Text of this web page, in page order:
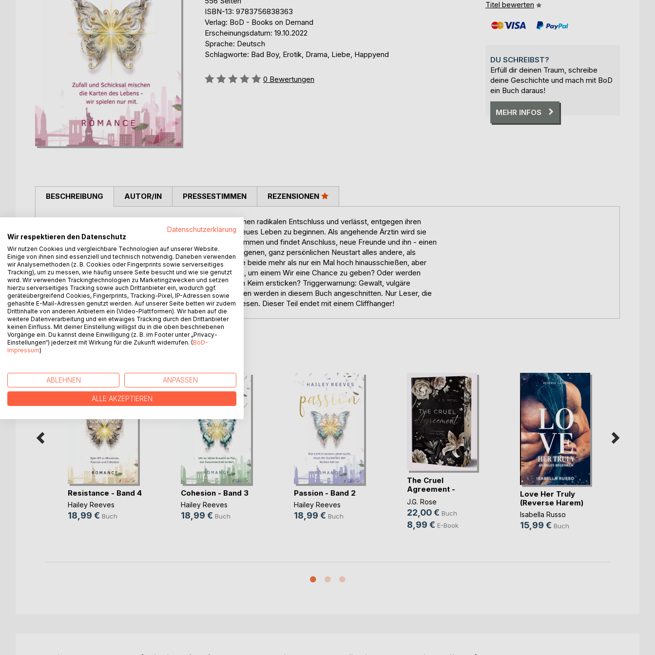
ISBN-13: 9783756838363
Verlag: BoD - Books on Demand
Erscheinungsdatum: 19.10.2022
Sprache: Deutsch
Schlagworte: Bad Boy, Erotik, Drama, Liebe, Happyend
Bewertung::
0 Bewertungen
Titel bewerten
DU SCHREIBST?
Erfüll dir deinen Traum, schreibe
deine Geschichte und mach mit BoD
ein Buch daraus!
MEHR INFOS
BESCHREIBUNG
Von ihrem langjährigen Freund betrogen, fasst Madison einen radikalen Entschluss und verlässt, entgegen ihren
gemeinsamen Plänen, Seattle allein, um in New York ein neues Leben zu beginnen. Als angehende Ärztin wird sie
direkt im renommiertesten Krankenhaus der Stadt angenommen und findet Anschluss, neue Freunde und ihn - einen
Mann, der ihr nicht nur das Hirn vernebelt, sondern ihren eigenen, ganz persönlichen Neustart alles andere, als
einfach werden lässt. Eine Achterbahn der Gefühle, die sie beide mehr als nur ein Mal hoch hinausschießen, aber
auch wieder tief fallen lässt. Werden sie einen Weg finden, um einem Wir eine Chance zu geben? Oder werden
Besessenheit, Intrigen und Lügen den Funken Hoffnung im Keim ersticken? Triggerwarnung: Gewalt, vulgäre
Aussprache, explizite Sexszenen und toxische Beziehungen werden in diesem Buch angeschnitten. Nur Leser, die
solche Themen verarbeiten können, sollten dieses Werk lesen. Dieser Teil endet mit einem Cliffhanger!
AUTOR/IN PRESSESTIMMEN REZENSIONEN
WEITERE TITEL BEIBoD
Resistance - Band 4
Hailey Reeves
18,99 € Buch
Cohesion - Band 3
Hailey Reeves
18,99 € Buch
Passion - Band 2
Hailey Reeves
18,99 € Buch
The Cruel
Agreement -
Gestohlen vo(...)
J.G. Rose
22,00 € Buch
8,99 € E-Book
Love Her Truly
(Reverse Harem)
Isabella Russo
15,99 € Buch
Datenschutzerklärung
Wir respektieren den Datenschutz
Wir nutzen Cookies und vergleichbare Technologien auf unserer Website.
Einige von ihnen sind essenziell und technisch notwendig. Daneben verwenden
wir Analysemethoden (z. B. Cookies oder Fingerprints sowie serverseitiges
Tracking), um zu messen, wie häufig unsere Seite besucht und wie sie genutzt
wird. Wir verwenden Trackingtechnologien zu Marketingzwecken und setzen
hierzu serverseitiges Tracking sowie auch Drittanbieter ein, wodurch ggf.
geräteübergreifend Cookies, Fingerprints, Tracking-Pixel, IP-Adressen sowie
gehashte E-Mail-Adressen genutzt werden. Auf unserer Seite betten wir zudem
Drittinhalte von anderen Anbietern ein (Video-Plattformen). Wir haben auf die
weitere Datenverarbeitung und ein etwaiges Tracking durch den Drittanbieter
keinen Einfluss. Mit deiner Einstellung willigst du in die oben beschriebenen
Vorgänge ein. Du kannst deine Einwilligung (z. B. im Footer unter „Privacy-
Einstellungen“) jederzeit mit Wirkung für die Zukunft widerrufen. (BoD-
Impressum)
ABLEHNEN ANPASSEN
ALLE AKZEPTIEREN